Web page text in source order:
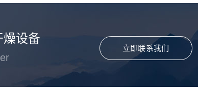
燥设备
立即联系我们